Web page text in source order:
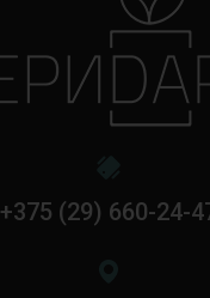
+375 (29) 660-24-